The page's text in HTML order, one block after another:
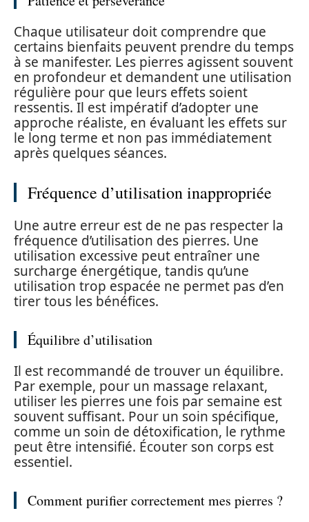
Chaque utilisateur doit comprendre que
certains bienfaits peuvent prendre du temps
à se manifester. Les pierres agissent souvent
en profondeur et demandent une utilisation
régulière pour que leurs effets soient
ressentis. Il est impératif d’adopter une
approche réaliste, en évaluant les effets sur
le long terme et non pas immédiatement
après quelques séances.
Fréquence d’utilisation inappropriée
Une autre erreur est de ne pas respecter la
fréquence d’utilisation des pierres. Une
utilisation excessive peut entraîner une
surcharge énergétique, tandis qu’une
utilisation trop espacée ne permet pas d’en
tirer tous les bénéfices.
Équilibre d’utilisation
Il est recommandé de trouver un équilibre.
Par exemple, pour un massage relaxant,
utiliser les pierres une fois par semaine est
souvent suffisant. Pour un soin spécifique,
comme un soin de détoxification, le rythme
peut être intensifié. Écouter son corps est
essentiel.
Comment purifier correctement mes pierres ?